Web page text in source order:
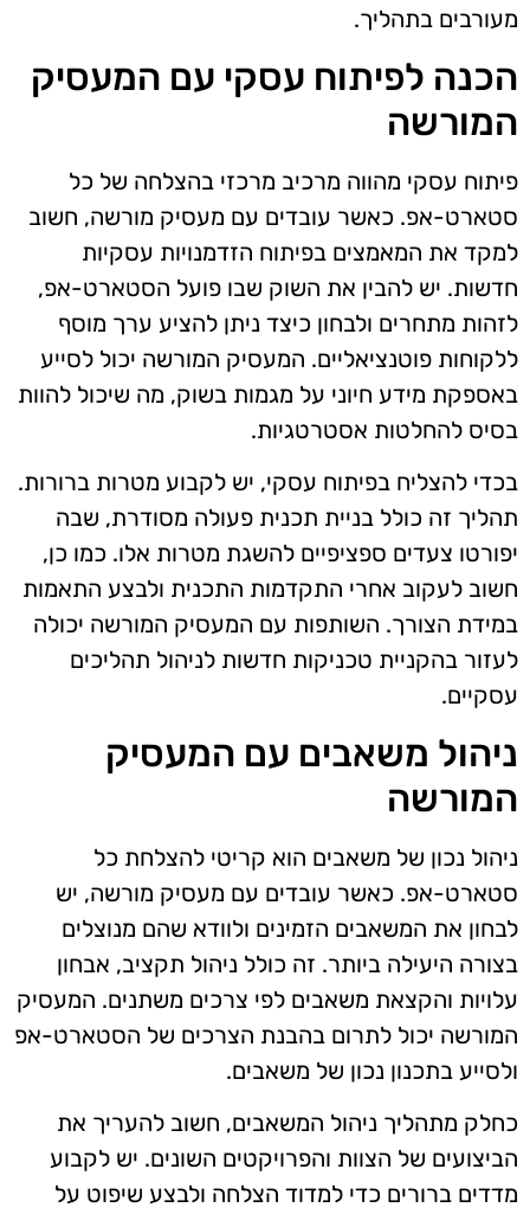
מעורבים בתהליך.
הכנה לפיתוח עסקי עם המעסיק
המורשה
פיתוח עסקי מהווה מרכיב מרכזי בהצלחה של כל
סטארט-אפ. כאשר עובדים עם מעסיק מורשה, חשוב
למקד את המאמצים בפיתוח הזדמנויות עסקיות
חדשות. יש להבין את השוק שבו פועל הסטארט-אפ,
לזהות מתחרים ולבחון כיצד ניתן להציע ערך מוסף
ללקוחות פוטנציאליים. המעסיק המורשה יכול לסייע
באספקת מידע חיוני על מגמות בשוק, מה שיכול להוות
בסיס להחלטות אסטרטגיות.
בכדי להצליח בפיתוח עסקי, יש לקבוע מטרות ברורות.
תהליך זה כולל בניית תכנית פעולה מסודרת, שבה
יפורטו צעדים ספציפיים להשגת מטרות אלו. כמו כן,
חשוב לעקוב אחרי התקדמות התכנית ולבצע התאמות
במידת הצורך. השותפות עם המעסיק המורשה יכולה
לעזור בהקניית טכניקות חדשות לניהול תהליכים
עסקיים.
ניהול משאבים עם המעסיק
המורשה
ניהול נכון של משאבים הוא קריטי להצלחת כל
סטארט-אפ. כאשר עובדים עם מעסיק מורשה, יש
לבחון את המשאבים הזמינים ולוודא שהם מנוצלים
בצורה היעילה ביותר. זה כולל ניהול תקציב, אבחון
עלויות והקצאת משאבים לפי צרכים משתנים. המעסיק
המורשה יכול לתרום בהבנת הצרכים של הסטארט-אפ
ולסייע בתכנון נכון של משאבים.
כחלק מתהליך ניהול המשאבים, חשוב להעריך את
הביצועים של הצוות והפרויקטים השונים. יש לקבוע
מדדים ברורים כדי למדוד הצלחה ולבצע שיפוט על